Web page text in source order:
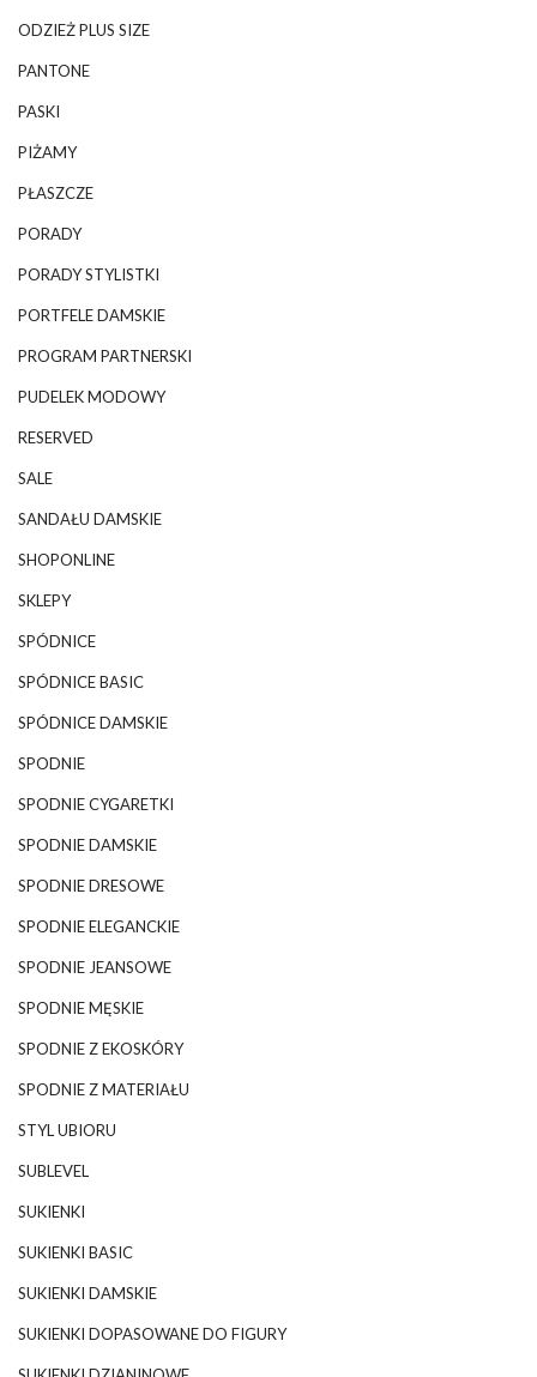
ODZIEŻ PLUS SIZE
PANTONE
PASKI
PIŻAMY
PŁASZCZE
PORADY
PORADY STYLISTKI
PORTFELE DAMSKIE
PROGRAM PARTNERSKI
PUDELEK MODOWY
RESERVED
SALE
SANDAŁU DAMSKIE
SHOPONLINE
SKLEPY
SPÓDNICE
SPÓDNICE BASIC
SPÓDNICE DAMSKIE
SPODNIE
SPODNIE CYGARETKI
SPODNIE DAMSKIE
SPODNIE DRESOWE
SPODNIE ELEGANCKIE
SPODNIE JEANSOWE
SPODNIE MĘSKIE
SPODNIE Z EKOSKÓRY
SPODNIE Z MATERIAŁU
STYL UBIORU
SUBLEVEL
SUKIENKI
SUKIENKI BASIC
SUKIENKI DAMSKIE
SUKIENKI DOPASOWANE DO FIGURY